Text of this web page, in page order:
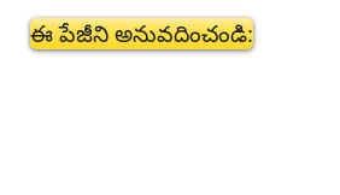
ఈ పేజీని అనువదించండి: